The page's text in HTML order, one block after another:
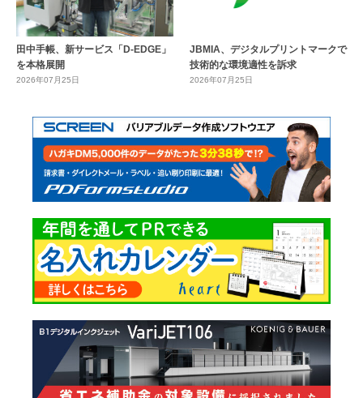
田中手帳、新サービス「D-EDGE」
を本格展開
2026年07月25日
JBMIA、デジタルプリントマークで
技術的な環境適性を訴求
2026年07月25日